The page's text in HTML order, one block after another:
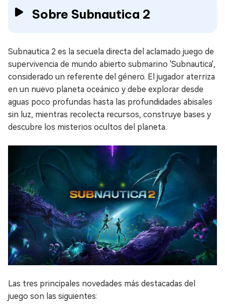
Sobre Subnautica 2
Subnautica 2 es la secuela directa del aclamado juego de
supervivencia de mundo abierto submarino 'Subnautica',
considerado un referente del género. El jugador aterriza
en un nuevo planeta oceánico y debe explorar desde
aguas poco profundas hasta las profundidades abisales
sin luz, mientras recolecta recursos, construye bases y
descubre los misterios ocultos del planeta.
Las tres principales novedades más destacadas del
juego son las siguientes: